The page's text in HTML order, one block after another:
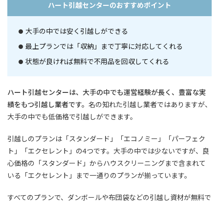
ハート引越センターのおすすめポイント
大手の中では安く引越しができる
最上プランでは「収納」まで丁寧に対応してくれる
状態が良ければ無料で不用品を回収してくれる
ハート引越センターは、大手の中でも運営経験が長く、豊富な実
績をもつ引越し業者です。 名の知れた引越し業者ではありますが、
大手の中でも低価格で引越しができます。
引越しのプランは 「スタンダード」「エコノミー」「パーフェク
ト」「エクセレント」の4つです。大手の中では少ないですが、良
心価格の「スタンダード」からハウスクリーニングまで含まれて
いる「エクセレント」まで一通りのプランが揃っています。
すべてのプランで、ダンボールや布団袋などの引越し資材が無料で